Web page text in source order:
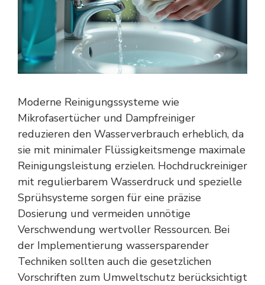
Moderne Reinigungssysteme wie
Mikrofasertücher und Dampfreiniger
reduzieren den Wasserverbrauch erheblich, da
sie mit minimaler Flüssigkeitsmenge maximale
Reinigungsleistung erzielen. Hochdruckreiniger
mit regulierbarem Wasserdruck und spezielle
Sprühsysteme sorgen für eine präzise
Dosierung und vermeiden unnötige
Verschwendung wertvoller Ressourcen. Bei
der Implementierung wassersparender
Techniken sollten auch die gesetzlichen
Vorschriften zum Umweltschutz berücksichtigt